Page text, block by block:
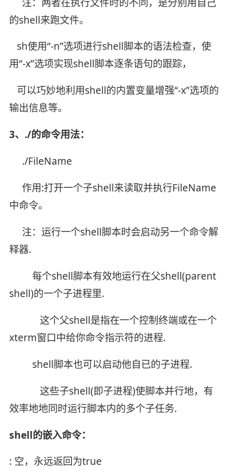
的shell来跑文件。
sh使用“-n”选项进行shell脚本的语法检查，使
用“-x”选项实现shell脚本逐条语句的跟踪，
可以巧妙地利用shell的内置变量增强“-x”选项的
输出信息等。
3、./的命令用法：
./FileName
作用:打开一个子shell来读取并执行FileName
中命令。
注：运行一个shell脚本时会启动另一个命令解
释器.
每个shell脚本有效地运行在父shell(parent
shell)的一个子进程里.
这个父shell是指在一个控制终端或在一个
xterm窗口中给你命令指示符的进程.
shell脚本也可以启动他自已的子进程.
这些子shell(即子进程)使脚本并行地，有
效率地地同时运行脚本内的多个子任务.
shell的嵌入命令：
: 空，永远返回为true